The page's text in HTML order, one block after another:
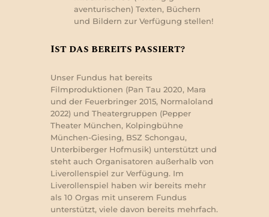
aventurischen) Texten, Büchern
und Bildern zur Verfügung stellen!
Ist das bereits passiert?
Unser Fundus hat bereits
Filmproduktionen (Pan Tau 2020, Mara
und der Feuerbringer 2015, Normaloland
2022) und Theatergruppen (Pepper
Theater München, Kolpingbühne
München-Giesing, BSZ Schongau,
Unterbiberger Hofmusik) unterstützt und
steht auch Organisatoren außerhalb von
Liverollenspiel zur Verfügung. Im
Liverollenspiel haben wir bereits mehr
als 10 Orgas mit unserem Fundus
unterstützt, viele davon bereits mehrfach.